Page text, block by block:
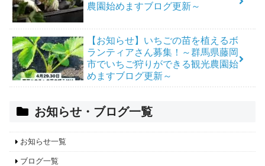
農園始めますブログ更新～
【お知らせ】いちごの苗を植えるボ
ランティアさん募集！～群馬県藤岡
市でいちご狩りができる観光農園始
めますブログ更新～
お知らせ・ブログ一覧
お知らせ一覧
ブログ一覧